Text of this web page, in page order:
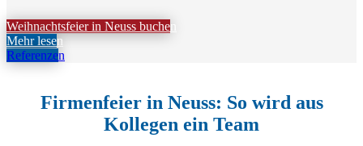
Weihnachtsfeier in Neuss buchen
Mehr lesen
Referenzen
Firmenfeier in Neuss: So wird aus
Kollegen ein Team